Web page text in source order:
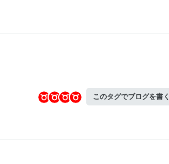
このタグでブログを書く